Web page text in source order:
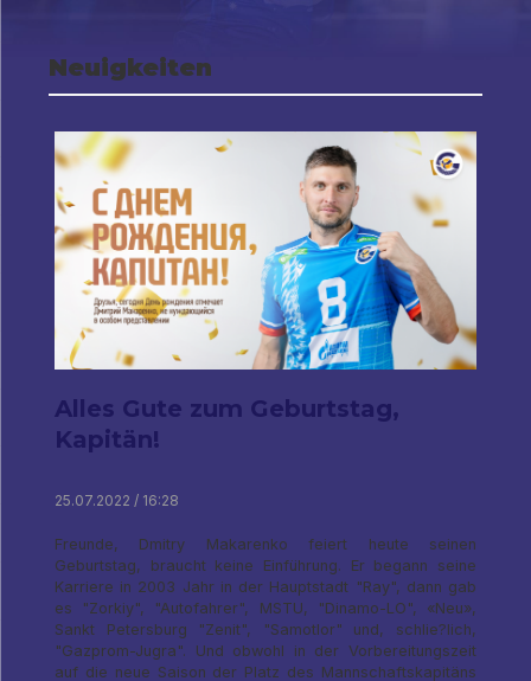
Neuigkeiten
Alles Gute zum Geburtstag,
Kapitän!
25.07.2022 / 16:28
Freunde, Dmitry Makarenko feiert heute seinen
Geburtstag, braucht keine Einführung. Er begann seine
Karriere in 2003 Jahr in der Hauptstadt "Ray", dann gab
es "Zorkiy", "Autofahrer", MSTU, "Dinamo-LO", «Neu»,
Sankt Petersburg "Zenit", "Samotlor" und, schlie?lich,
"Gazprom-Jugra". Und obwohl in der Vorbereitungszeit
auf die neue Saison der Platz des Mannschaftskapitäns